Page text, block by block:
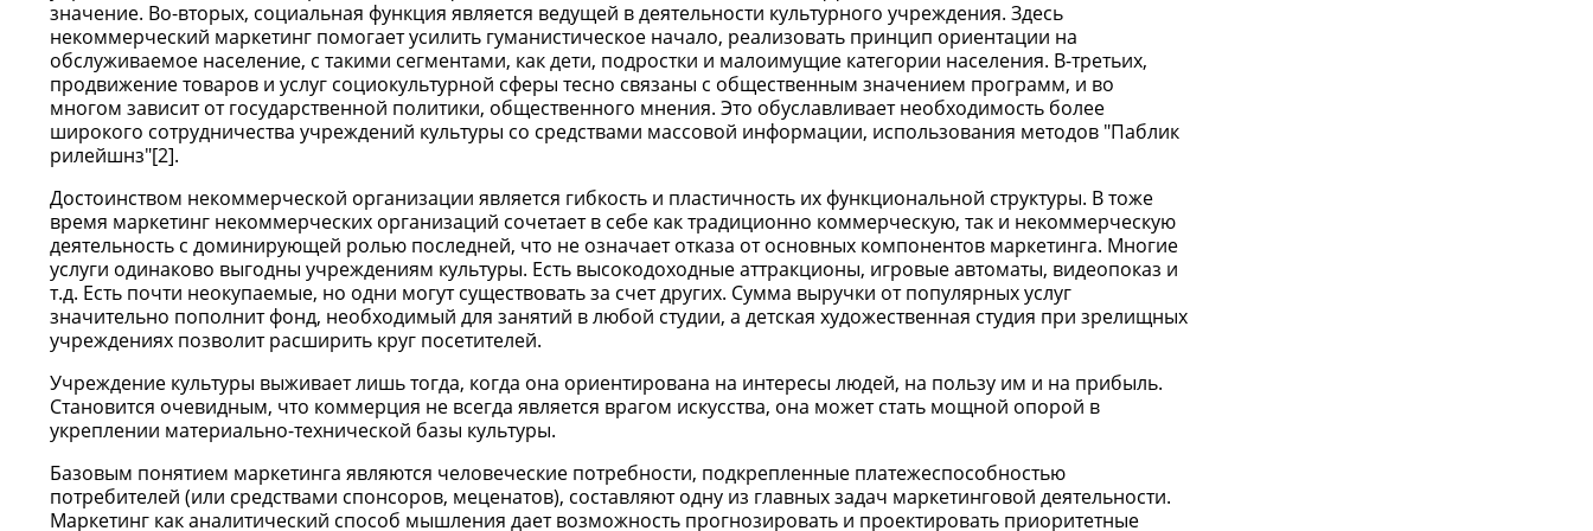
значение. Во-вторых, социальная функция является ведущей в деятельности культурного учреждения. Здесь
некоммерческий маркетинг помогает усилить гуманистическое начало, реализовать принцип ориентации на
обслуживаемое население, с такими сегментами, как дети, подростки и малоимущие категории населения. В-третьих,
продвижение товаров и услуг социокультурной сферы тесно связаны с общественным значением программ, и во
многом зависит от государственной политики, общественного мнения. Это обуславливает необходимость более
широкого сотрудничества учреждений культуры со средствами массовой информации, использования методов "Паблик
рилейшнз"[2].
Достоинством некоммерческой организации является гибкость и пластичность их функциональной структуры. В тоже
время маркетинг некоммерческих организаций сочетает в себе как традиционно коммерческую, так и некоммерческую
деятельность с доминирующей ролью последней, что не означает отказа от основных компонентов маркетинга. Многие
услуги одинаково выгодны учреждениям культуры. Есть высокодоходные аттракционы, игровые автоматы, видеопоказ и
т.д. Есть почти неокупаемые, но одни могут существовать за счет других. Сумма выручки от популярных услуг
значительно пополнит фонд, необходимый для занятий в любой студии, а детская художественная студия при зрелищных
учреждениях позволит расширить круг посетителей.
Учреждение культуры выживает лишь тогда, когда она ориентирована на интересы людей, на пользу им и на прибыль.
Становится очевидным, что коммерция не всегда является врагом искусства, она может стать мощной опорой в
укреплении материально-технической базы культуры.
Базовым понятием маркетинга являются человеческие потребности, подкрепленные платежеспособностью
потребителей (или средствами спонсоров, меценатов), составляют одну из главных задач маркетинговой деятельности.
Маркетинг как аналитический способ мышления дает возможность прогнозировать и проектировать приоритетные